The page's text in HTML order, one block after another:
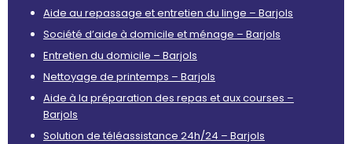
Aide au repassage et entretien du linge – Barjols
Société d’aide à domicile et ménage – Barjols
Entretien du domicile – Barjols
Nettoyage de printemps – Barjols
Aide à la préparation des repas et aux courses –
Barjols
Solution de téléassistance 24h/24 – Barjols